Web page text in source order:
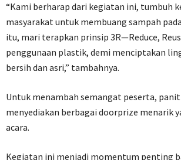
“Kami berharap dari kegiatan ini, tumbuh
masyarakat untuk membuang sampah
itu, mari terapkan prinsip 3R—Reduce,
penggunaan plastik, demi menciptakan
bersih dan asri,” tambahnya.
Untuk menambah semangat peserta,
menyediakan berbagai doorprize menarik
acara.
Kegiatan ini menjadi momentum penting